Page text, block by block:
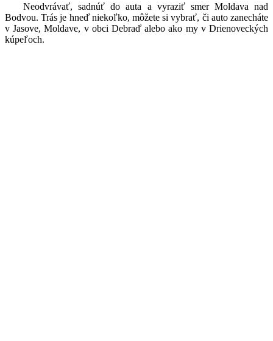
Neodvrávať, sadnúť do auta a vyraziť smer Moldava nad
Bodvou. Trás je hneď niekoľko, môžete si vybrať, či auto zanecháte
v Jasove, Moldave, v obci Debraď alebo ako my v Drienoveckých
kúpeľoch.